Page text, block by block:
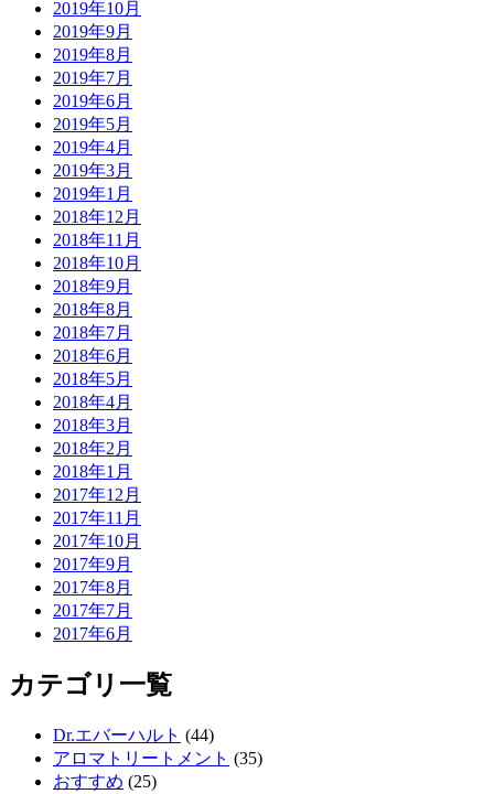
2019年10月
2019年9月
2019年8月
2019年7月
2019年6月
2019年5月
2019年4月
2019年3月
2019年1月
2018年12月
2018年11月
2018年10月
2018年9月
2018年8月
2018年7月
2018年6月
2018年5月
2018年4月
2018年3月
2018年2月
2018年1月
2017年12月
2017年11月
2017年10月
2017年9月
2017年8月
2017年7月
2017年6月
カテゴリ一覧
Dr.エバーハルト (44)
アロマトリートメント (35)
おすすめ (25)